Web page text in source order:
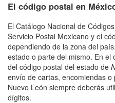
El código postal en
El Catálogo Nacional de
Servicio Postal Mexicano y el
dependiendo de la zona del
estado o parte del mismo. En el
del código postal del estado de
envío de cartas, encomiendas
Nuevo León siempre deberás
dígitos.